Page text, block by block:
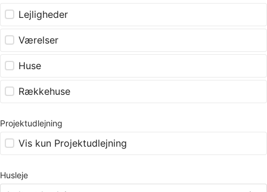
Lejligheder
Værelser
Huse
Rækkehuse
Projektudlejning
Vis kun Projektudlejning
Husleje